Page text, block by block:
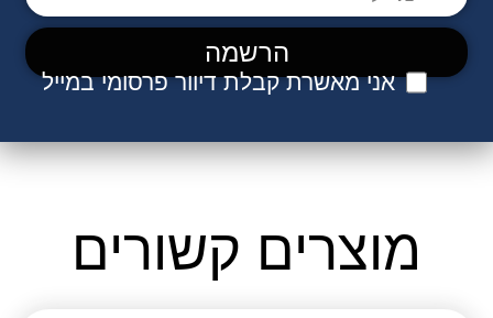
אני מאשרת קבלת דיוור פרסומי במייל
מוצרים קשורים